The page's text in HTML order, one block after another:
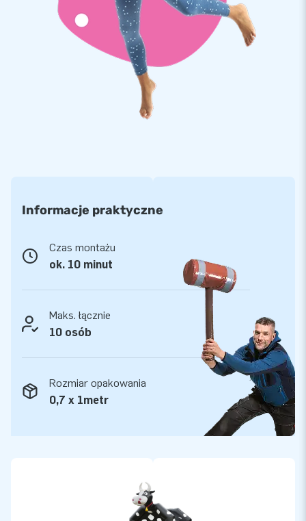
używamy nici 9×9 i podwójnych szwów, a w obszarach
szczególnie narażonych na uszkodzenie, nawet poczwórnych
szwów! Używana przez nas plandeka PVC jest bardzo
wytrzymała na rozciąganie i ma trwały kolor, który nie
Ponad 15 000 klientów wybrało JB
dostarcza niepowtarzalne dmuchane atrakcje! Nasi klienci
mogą być pewni naszej profesjonalnej obsługi i dostawy.
Informacje praktyczne
Czas montażu
ok. 10 minut
Maks. łącznie
10 osób
Rozmiar opakowania
0,7 x 1metr